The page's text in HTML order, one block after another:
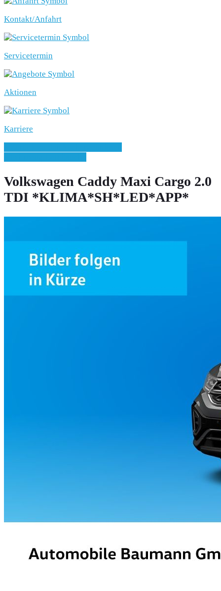
Kontakt/Anfahrt
Servicetermin
Aktionen
Karriere
Volkswagen Caddy Maxi Cargo 2.0
TDI *KLIMA*SH*LED*APP*